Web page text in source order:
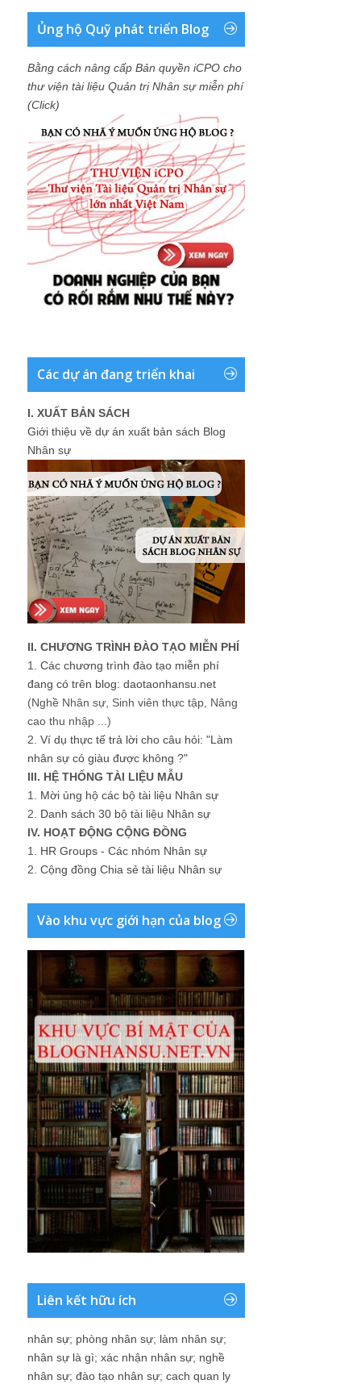
Ủng hộ Quỹ phát triển Blog
Bằng cách nâng cấp Bản quyền iCPO cho
thư viện tài liệu Quản trị Nhân sự miễn phí
(Click)
Các dự án đang triển khai
I. XUẤT BẢN SÁCH
Giới thiệu về dự án xuất bản sách Blog
Nhân sự
II. CHƯƠNG TRÌNH ĐÀO TẠO MIỄN PHÍ
1. Các chương trình đào tạo miễn phí
đang có trên blog: daotaonhansu.net
(Nghề Nhân sự, Sinh viên thực tập, Nâng
cao thu nhập ...)
2. Ví dụ thực tế trả lời cho câu hỏi: "Làm
nhân sự có giàu được không ?"
III. HỆ THỐNG TÀI LIỆU MẪU
1. Mời ủng hộ các bộ tài liệu Nhân sự
2. Danh sách 30 bộ tài liệu Nhân sự
IV. HOẠT ĐỘNG CỘNG ĐỒNG
1. HR Groups - Các nhóm Nhân sự
2. Cộng đồng Chia sẻ tài liệu Nhân sự
Vào khu vực giới hạn của blog
Liên kết hữu ích
nhân sự; phòng nhân sự; làm nhân sự;
nhân sự là gì; xác nhận nhân sự; nghề
nhân sự; đào tạo nhân sự; cach quan ly